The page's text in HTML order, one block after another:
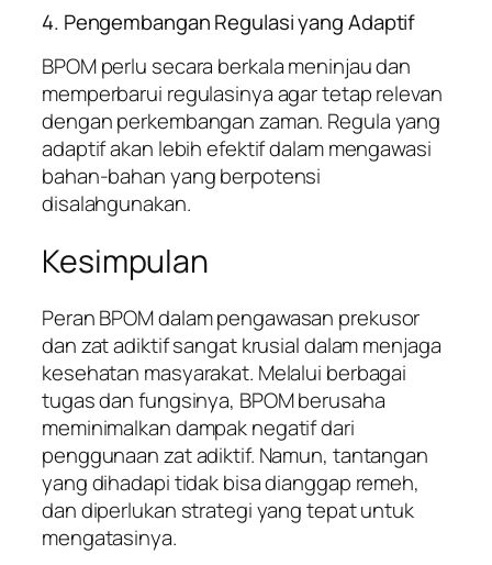
4. Pengembangan Regulasi yang Adaptif
BPOM perlu secara berkala meninjau dan
memperbarui regulasinya agar tetap relevan
dengan perkembangan zaman. Regula yang
adaptif akan lebih efektif dalam mengawasi
bahan-bahan yang berpotensi
disalahgunakan.
Kesimpulan
Peran BPOM dalam pengawasan prekusor
dan zat adiktif sangat krusial dalam menjaga
kesehatan masyarakat. Melalui berbagai
tugas dan fungsinya, BPOM berusaha
meminimalkan dampak negatif dari
penggunaan zat adiktif. Namun, tantangan
yang dihadapi tidak bisa dianggap remeh,
dan diperlukan strategi yang tepat untuk
mengatasinya.